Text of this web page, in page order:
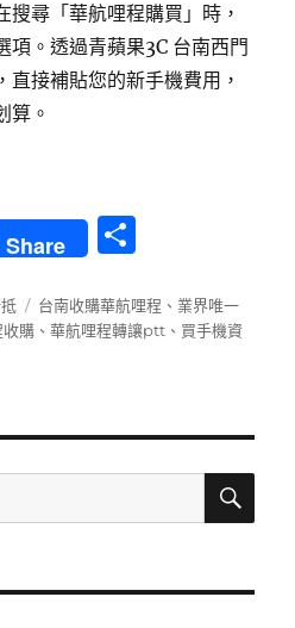
搜尋「華航哩程購買」時，
項。透過青蘋果3C 台南西門
直接補貼您的新手機費用，
算。
哩程：點數換現金，無痛升級
Share
標
籤
台南收購華航哩程 、 業界唯一
收購 、華航哩程轉讓ptt 、 買手機資
搜